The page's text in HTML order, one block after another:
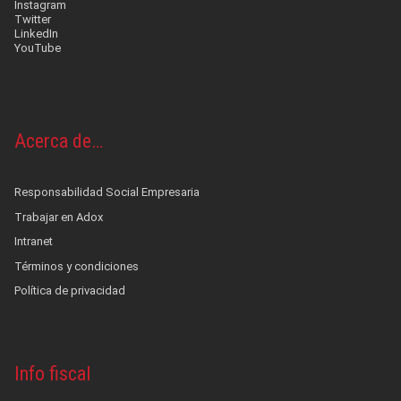
Instagram
Twitter
LinkedIn
YouTube
Acerca de…
Responsabilidad Social Empresaria
Trabajar en Adox
Intranet
Términos y condiciones
Política de privacidad
Info fiscal